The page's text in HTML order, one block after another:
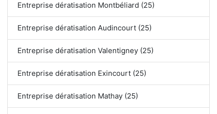
Entreprise dératisation Montbéliard (25)
Entreprise dératisation Audincourt (25)
Entreprise dératisation Valentigney (25)
Entreprise dératisation Exincourt (25)
Entreprise dératisation Mathay (25)